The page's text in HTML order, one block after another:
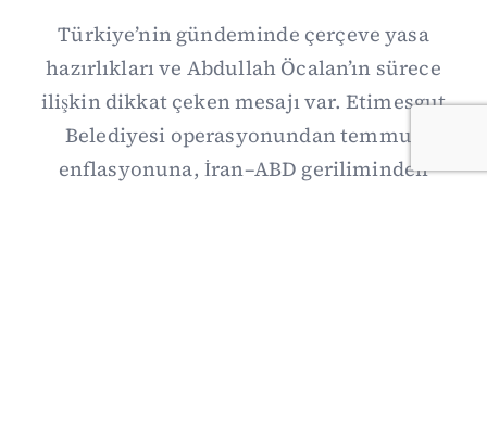
Türkiye’nin gündeminde çerçeve yasa
hazırlıkları ve Abdullah Öcalan’ın sürece
ilişkin dikkat çeken mesajı var. Etimesgut
Belediyesi operasyonundan temmuz
enflasyonuna, İran–ABD geriliminden